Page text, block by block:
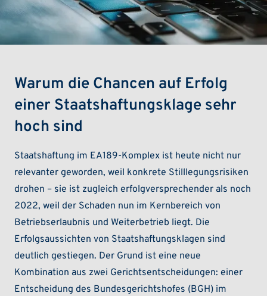
Warum die Chancen auf Erfolg
einer Staatshaftungsklage sehr
hoch sind
Staatshaftung im EA189-Komplex ist heute nicht nur
relevanter geworden, weil konkrete Stilllegungsrisiken
drohen – sie ist zugleich erfolgversprechender als noch
2022, weil der Schaden nun im Kernbereich von
Betriebserlaubnis und Weiterbetrieb liegt. Die
Erfolgsaussichten von Staatshaftungsklagen sind
deutlich gestiegen. Der Grund ist eine neue
Kombination aus zwei Gerichtsentscheidungen: einer
Entscheidung des Bundesgerichtshofes (BGH) im